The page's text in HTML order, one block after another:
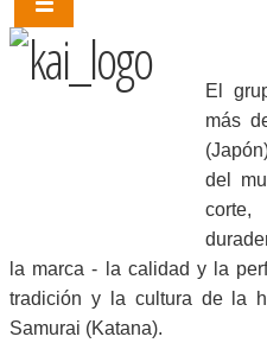
El
más
del
la marca - la calidad y la
tradición y la cultura de la
Samurai (Katana).